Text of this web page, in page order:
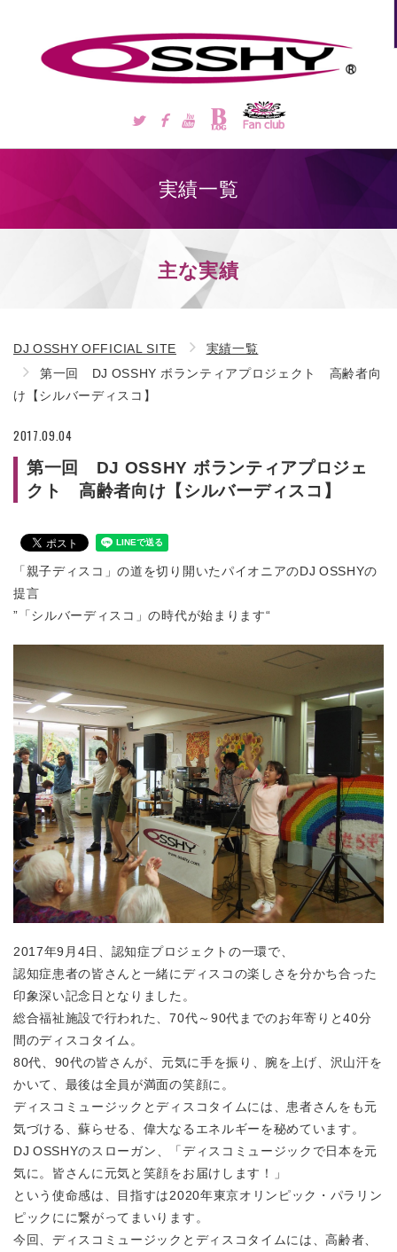
実績一覧
主な実績
DJ OSSHY OFFICIAL SITE
実績一覧
第一回 DJ OSSHY ボランティアプロジェクト 高齢者向
け【シルバーディスコ】
2017.09.04
第一回 DJ OSSHY ボランティアプロジェ
クト 高齢者向け【シルバーディスコ】
「親子ディスコ」の道を切り開いたパイオニアのDJ OSSHYの
提言
”「シルバーディスコ」の時代が始まります“
2017年9月4日、認知症プロジェクトの一環で、
認知症患者の皆さんと一緒にディスコの楽しさを分かち合った
印象深い記念日となりました。
総合福祉施設で行われた、70代～90代までのお年寄りと40分
間のディスコタイム。
80代、90代の皆さんが、元気に手を振り、腕を上げ、沢山汗を
かいて、最後は全員が満面の笑顔に。
ディスコミュージックとディスコタイムには、患者さんをも元
気づける、蘇らせる、偉大なるエネルギーを秘めています。
DJ OSSHYのスローガン、「ディスコミュージックで日本を元
気に。皆さんに元気と笑顔をお届けします！」
という使命感は、目指すは2020年東京オリンピック・パラリン
ピックにに繋がってまいります。
今回、ディスコミュージックとディスコタイムには、高齢者、